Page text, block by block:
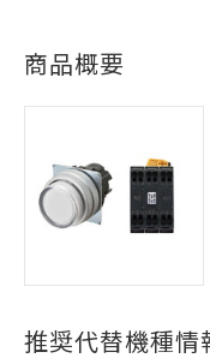
商品概要
推奨代替機種情